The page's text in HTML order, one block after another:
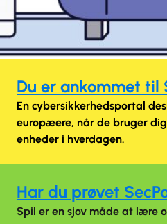
Du er ankommet til
En cybersikkerhedsportal
europæere, når de bruger
enheder i hverdagen.
Har du prøvet
Spil er en sjov måde at lære